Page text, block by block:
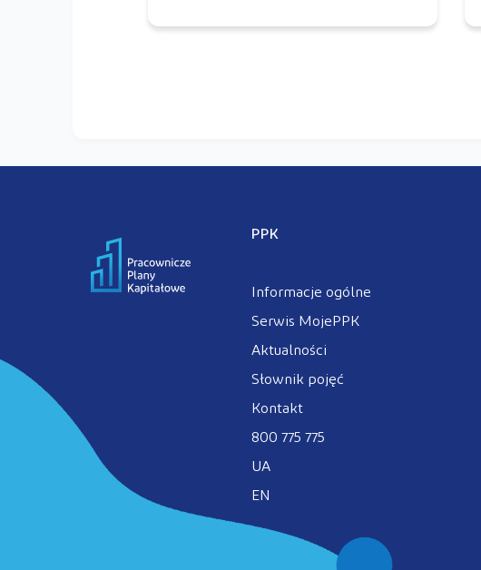
PPK
Informacje ogólne
Serwis MojePPK
Aktualności
Słownik pojęć
Kontakt
800 775 775
UA
EN